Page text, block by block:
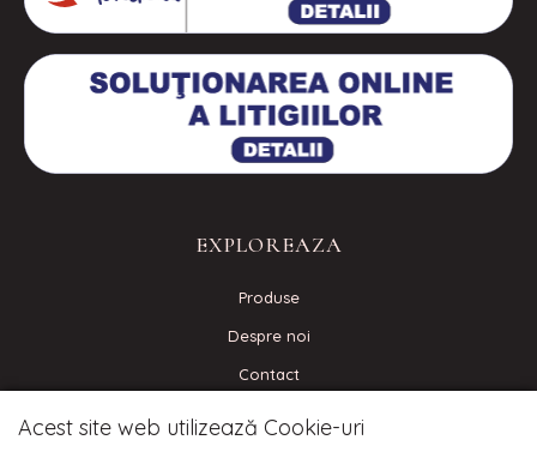
EXPLOREAZA
Produse
Despre noi
Contact
Acest site web utilizează Cookie-uri